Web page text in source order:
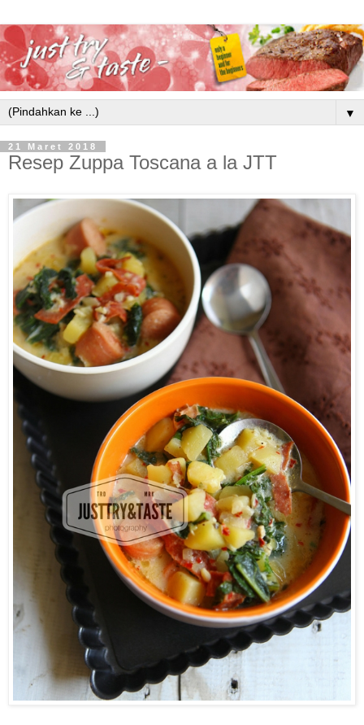
▼
21 Maret 2018
Resep Zuppa Toscana a la JTT